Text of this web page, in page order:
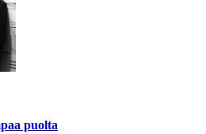
puolta